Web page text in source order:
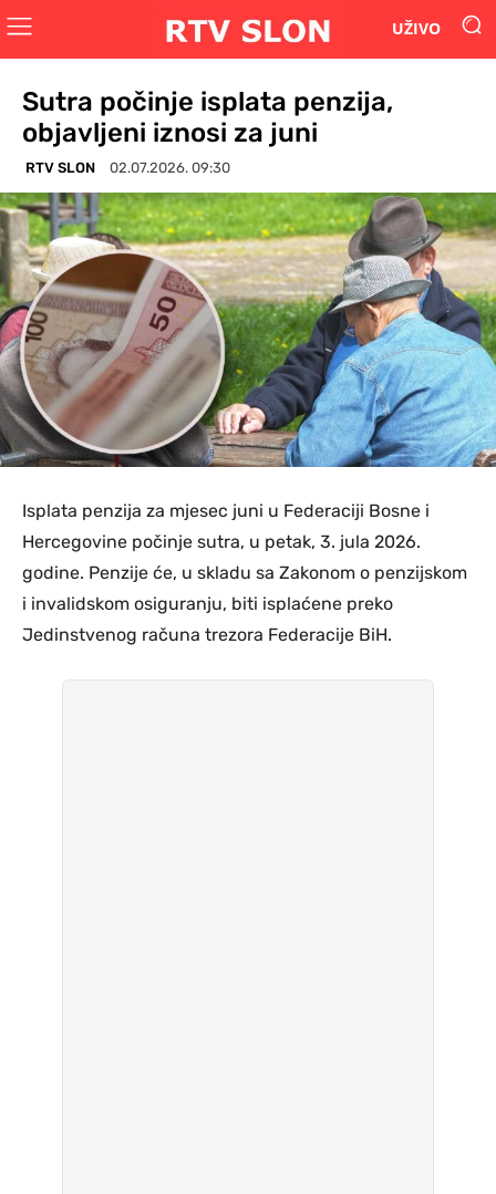
UŽIVO
Sutra počinje isplata penzija,
objavljeni iznosi za juni
RTV SLON 02.07.2026. 09:30
Isplata penzija za mjesec juni u Federaciji Bosne i
Hercegovine počinje sutra, u petak, 3. jula 2026.
godine. Penzije će, u skladu sa Zakonom o penzijskom
i invalidskom osiguranju, biti isplaćene preko
Jedinstvenog računa trezora Federacije BiH.